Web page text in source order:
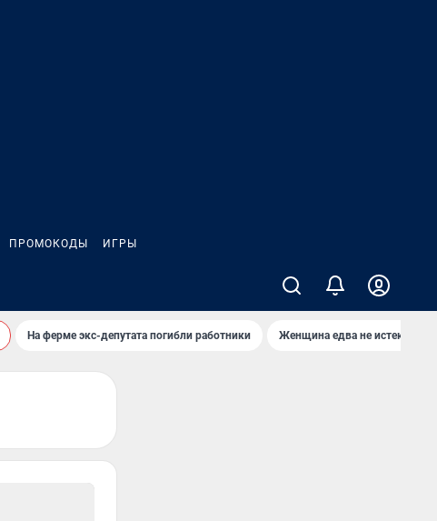
ПРОМОКОДЫ ИГРЫ
На ферме экс-депутата погибли работники Женщина едва не истекла